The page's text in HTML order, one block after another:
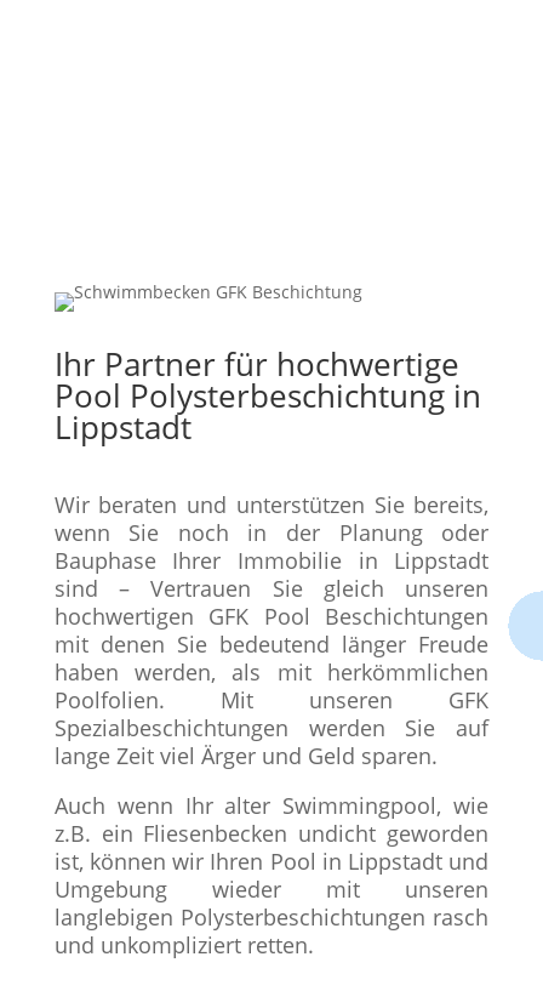
Ihr Partner für hochwertige
Pool Polysterbeschichtung in
Lippstadt
Wir beraten und unterstützen Sie bereits,
wenn Sie noch in der Planung oder
Bauphase Ihrer Immobilie in Lippstadt
sind – Vertrauen Sie gleich unseren
hochwertigen GFK Pool Beschichtungen
mit denen Sie bedeutend länger Freude
haben werden, als mit herkömmlichen
Poolfolien. Mit unseren GFK
Spezialbeschichtungen werden Sie auf
lange Zeit viel Ärger und Geld sparen.
Auch wenn Ihr alter Swimmingpool, wie
z.B. ein Fliesenbecken undicht geworden
ist, können wir Ihren Pool in Lippstadt und
Umgebung wieder mit unseren
langlebigen Polysterbeschichtungen rasch
und unkompliziert retten.